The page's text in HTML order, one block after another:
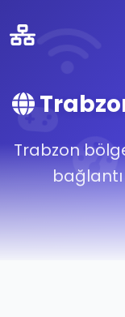
Trabzon